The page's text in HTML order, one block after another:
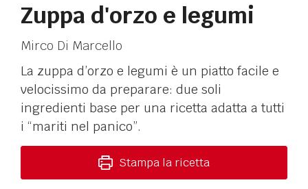
Zuppa d'orzo e legumi
Mirco Di Marcello
La zuppa d’orzo e legumi è un piatto facile e
velocissimo da preparare: due soli
ingredienti base per una ricetta adatta a tutti
i “mariti nel panico”.
Stampa la ricetta